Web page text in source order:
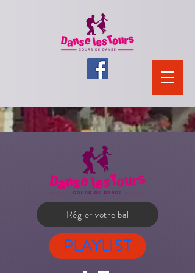
Régler votre bal
PLAYLIST